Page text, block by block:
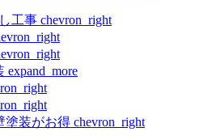
工事 chevron_right
expand_more
塗装がお得 chevron_right